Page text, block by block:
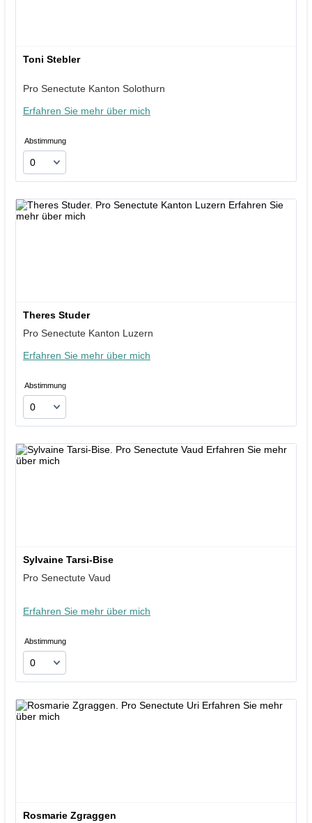
Toni Stebler
Pro Senectute Kanton Solothurn
Erfahren Sie mehr über mich
Abstimmung
Theres Studer
Pro Senectute Kanton Luzern
Erfahren Sie mehr über mich
Abstimmung
Sylvaine Tarsi-Bise
Pro Senectute Vaud
Erfahren Sie mehr über mich
Abstimmung
Rosmarie Zgraggen